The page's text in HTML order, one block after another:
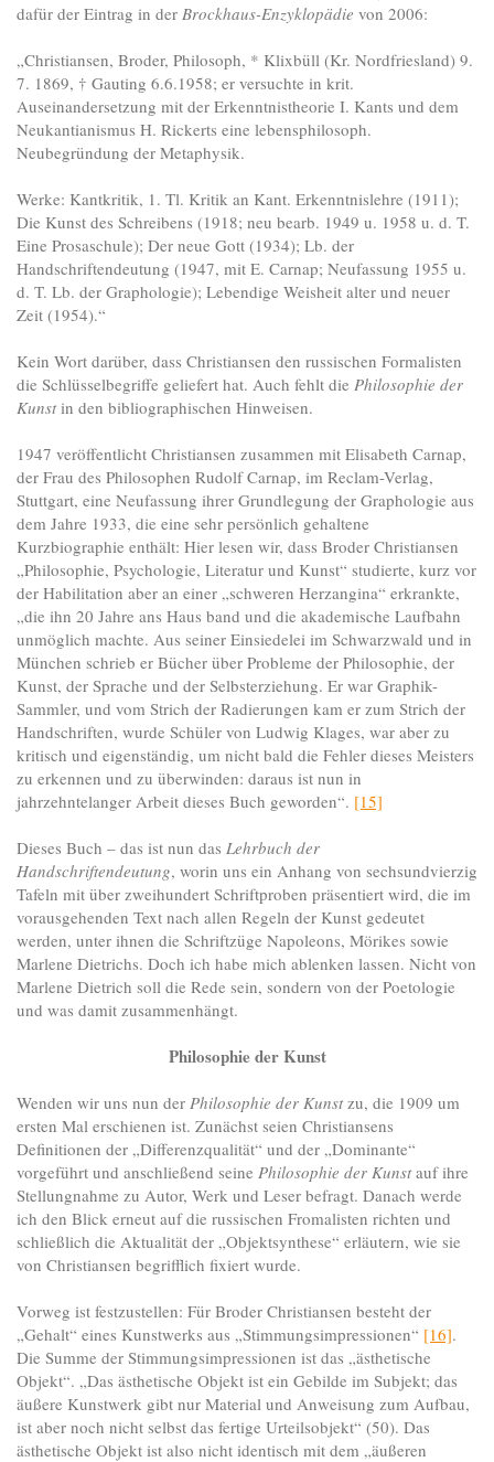
dafür der Eintrag in der Brockhaus-Enzyklopädie von 2006:
„Christiansen, Broder, Philosoph, * Klixbüll (Kr. Nordfriesland) 9.
7. 1869, † Gauting 6.6.1958; er versuchte in krit.
Auseinandersetzung mit der Erkenntnistheorie I. Kants und dem
Neukantianismus H. Rickerts eine lebensphilosoph.
Neubegründung der Metaphysik.
Werke: Kantkritik, 1. Tl. Kritik an Kant. Erkenntnislehre (1911);
Die Kunst des Schreibens (1918; neu bearb. 1949 u. 1958 u. d. T.
Eine Prosaschule); Der neue Gott (1934); Lb. der
Handschriftendeutung (1947, mit E. Carnap; Neufassung 1955 u.
d. T. Lb. der Graphologie); Lebendige Weisheit alter und neuer
Zeit (1954).“
Kein Wort darüber, dass Christiansen den russischen Formalisten
die Schlüsselbegriffe geliefert hat. Auch fehlt die Philosophie der
Kunstin den bibliographischen Hinweisen.
1947 veröffentlicht Christiansen zusammen mit Elisabeth Carnap,
der Frau des Philosophen Rudolf Carnap, im Reclam-Verlag,
Stuttgart, eine Neufassung ihrer Grundlegung der Graphologie aus
dem Jahre 1933, die eine sehr persönlich gehaltene
Kurzbiographie enthält: Hier lesen wir, dass Broder Christiansen
„Philosophie, Psychologie, Literatur und Kunst“ studierte, kurz vor
der Habilitation aber an einer „schweren Herzangina“ erkrankte,
„die ihn 20 Jahre ans Haus band und die akademische Laufbahn
unmöglich machte. Aus seiner Einsiedelei im Schwarzwald und in
München schrieb er Bücher über Probleme der Philosophie, der
Kunst, der Sprache und der Selbsterziehung. Er war Graphik-
Sammler, und vom Strich der Radierungen kam er zum Strich der
Handschriften, wurde Schüler von Ludwig Klages, war aber zu
kritisch und eigenständig, um nicht bald die Fehler dieses Meisters
zu erkennen und zu überwinden: daraus ist nun in
jahrzehntelanger Arbeit dieses Buch geworden“. [15]
Dieses Buch – das ist nun das Lehrbuch der
Handschriftendeutung, worin uns ein Anhang von sechsundvierzig
Tafeln mit über zweihundert Schriftproben präsentiert wird, die im
vorausgehenden Text nach allen Regeln der Kunst gedeutet
werden, unter ihnen die Schriftzüge Napoleons, Mörikes sowie
Marlene Dietrichs. Doch ich habe mich ablenken lassen. Nicht von
Marlene Dietrich soll die Rede sein, sondern von der Poetologie
und was damit zusammenhängt.
Philosophie der Kunst
Wenden wir uns nun der Philosophie der Kunstzu, die 1909 um
ersten Mal erschienen ist. Zunächst seien Christiansens
Definitionen der „Differenzqualität“ und der „Dominante“
vorgeführt und anschließend seine Philosophie der Kunstauf ihre
Stellungnahme zu Autor, Werk und Leser befragt. Danach werde
ich den Blick erneut auf die russischen Fromalisten richten und
schließlich die Aktualität der „Objektsynthese“ erläutern, wie sie
von Christiansen begrifflich fixiert wurde.
Vorweg ist festzustellen: Für Broder Christiansen besteht der
„Gehalt“ eines Kunstwerks aus „Stimmungsimpressionen“ [16].
Die Summe der Stimmungsimpressionen ist das „ästhetische
Objekt“. „Das ästhetische Objekt ist ein Gebilde im Subjekt; das
äußere Kunstwerk gibt nur Material und Anweisung zum Aufbau,
ist aber noch nicht selbst das fertige Urteilsobjekt“ (50). Das
ästhetische Objekt ist also nicht identisch mit dem „äußeren